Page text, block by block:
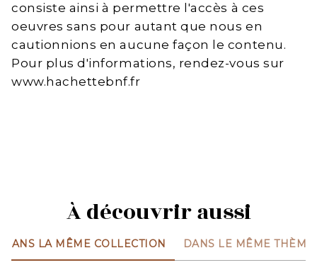
consiste ainsi à permettre l'accès à ces
oeuvres sans pour autant que nous en
cautionnions en aucune façon le contenu.
Pour plus d'informations, rendez-vous sur
www.hachettebnf.fr
À découvrir aussi
DANS LA MÊME COLLECTION DANS LE MÊME THÈME